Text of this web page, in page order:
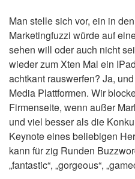
Man stelle sich vor, ein in
Marketingfuzzi würde auf
sehen will oder auch nicht
wieder zum Xten Mal ein
achtkant rauswerfen? Ja,
Media Plattformen. Wir
Firmenseite, wenn außer
und viel besser als die
Keynote eines beliebigen
kann für zig Runden
„fantastic“, „gorgeous“,